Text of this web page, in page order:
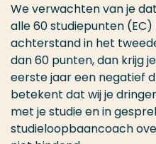
We verwachten van je
alle 60 studiepunten
achterstand in het
dan 60 punten, dan krijg
eerste jaar een negatief
betekent dat wij je
met je studie en in
studieloopbaancoach